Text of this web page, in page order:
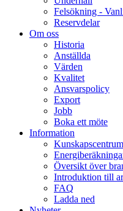
Felsökning -
Reservdelar
Om oss
Historia
Anställda
Värden
Kvalitet
Ansvarspolicy
Export
Jobb
Boka ett möte
Information
Kunskapscentrum
Översikt över
Introduktion till
FAQ
Ladda ned